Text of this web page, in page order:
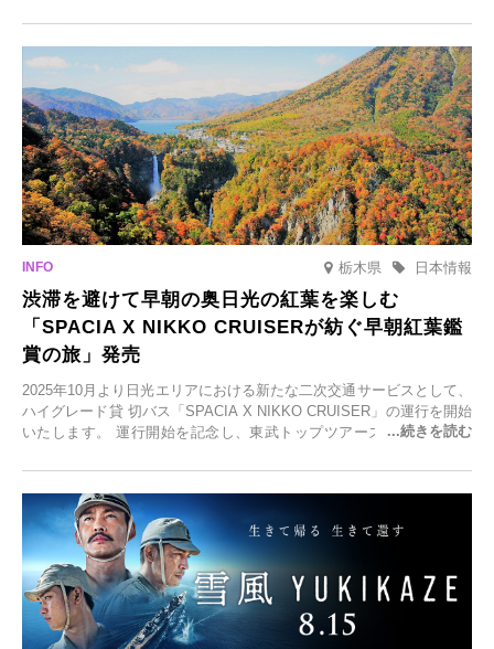
元食材にこだわったレストランなど、多彩な魅力が満載です。黒川温
泉の新たな楽しみとしてチェックしてみてください。
栃木県 日本情報
渋滞を避けて早朝の奥日光の紅葉を楽しむ
「SPACIA X NIKKO CRUISERが紡ぐ早朝紅葉鑑
賞の旅」発売
2025年10月より日光エリアにおける新たな二次交通サービスとして、
ハイグレード貸 切バス「SPACIA X NIKKO CRUISER」の運行を開始
いたします。 運行開始を記念し、東武トップツアーズ株式会社では
2025年9月12日(金)より発売いたします。